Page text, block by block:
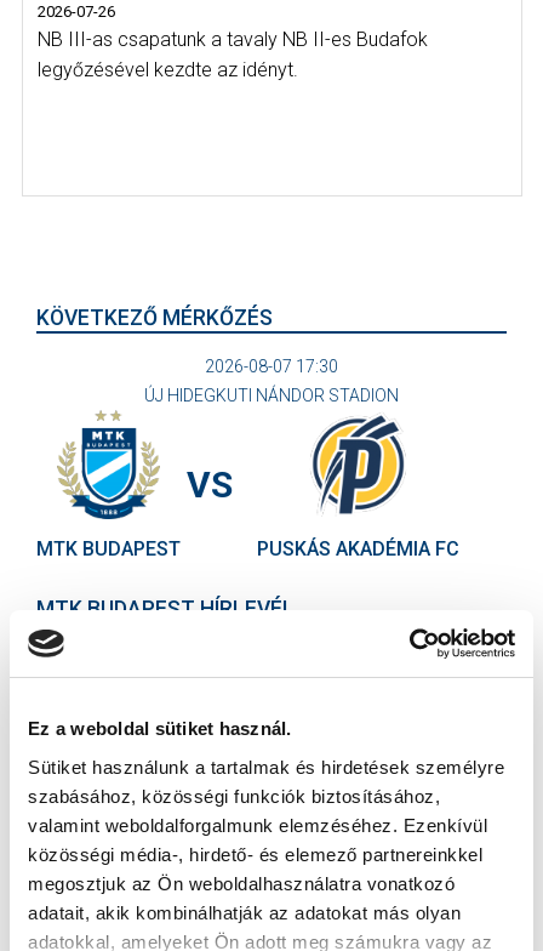
Ez a weboldal sütiket használ.
Sütiket használunk a tartalmak és hirdetések személyre
szabásához, közösségi funkciók biztosításához,
valamint weboldalforgalmunk elemzéséhez. Ezenkívül
közösségi média-, hirdető- és elemező partnereinkkel
megosztjuk az Ön weboldalhasználatra vonatkozó
adatait, akik kombinálhatják az adatokat más olyan
adatokkal, amelyeket Ön adott meg számukra vagy az
2026-07-26
NB III-as csapatunk a tavaly NB II-es Budafok
legyőzésével kezdte az idényt.
KÖVETKEZŐ MÉRKŐZÉS
2026-08-07 17:30
ÚJ HIDEGKUTI NÁNDOR STADION
MTK BUDAPEST
VS
PUSKÁS AKADÉMIA FC
MTK BUDAPEST HÍRLEVÉL
Ne maradjon le egy eseményről sem! Iratkozzon fel ingyenes
hírlevelünkre:
Elfogadom azAdatvédelmi tájékoztatót!
FELIRATKOZOM